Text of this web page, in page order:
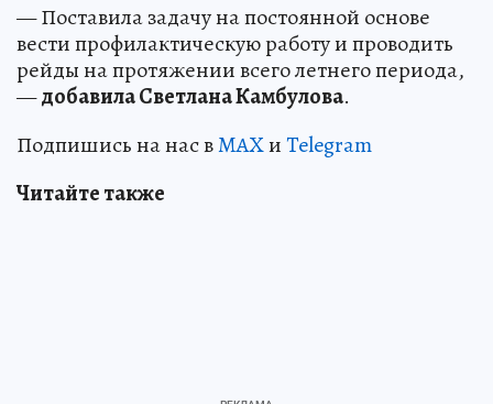
— Поставила задачу на постоянной основе
вести профилактическую работу и проводить
рейды на протяжении всего летнего периода,
—добавила Светлана Камбулова.
Подпишись на нас вMAXиTelegram
Читайте также